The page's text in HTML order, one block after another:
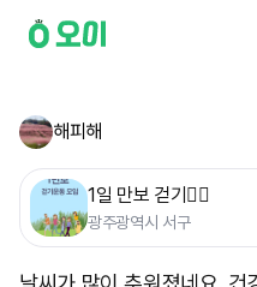
해피해
1일 만보 걷기🚶‍♀️
광주광역시 서구